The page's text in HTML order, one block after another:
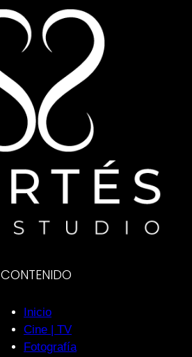
CONTENIDO
Inicio
Cine | TV
Fotografía